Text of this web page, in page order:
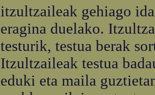
itzultzaileak gehiago
eragina duelako.
testurik, testua berak
Itzultzaileak testua
eduki eta maila